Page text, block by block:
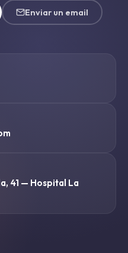
Enviar un email
41 — Hospital La